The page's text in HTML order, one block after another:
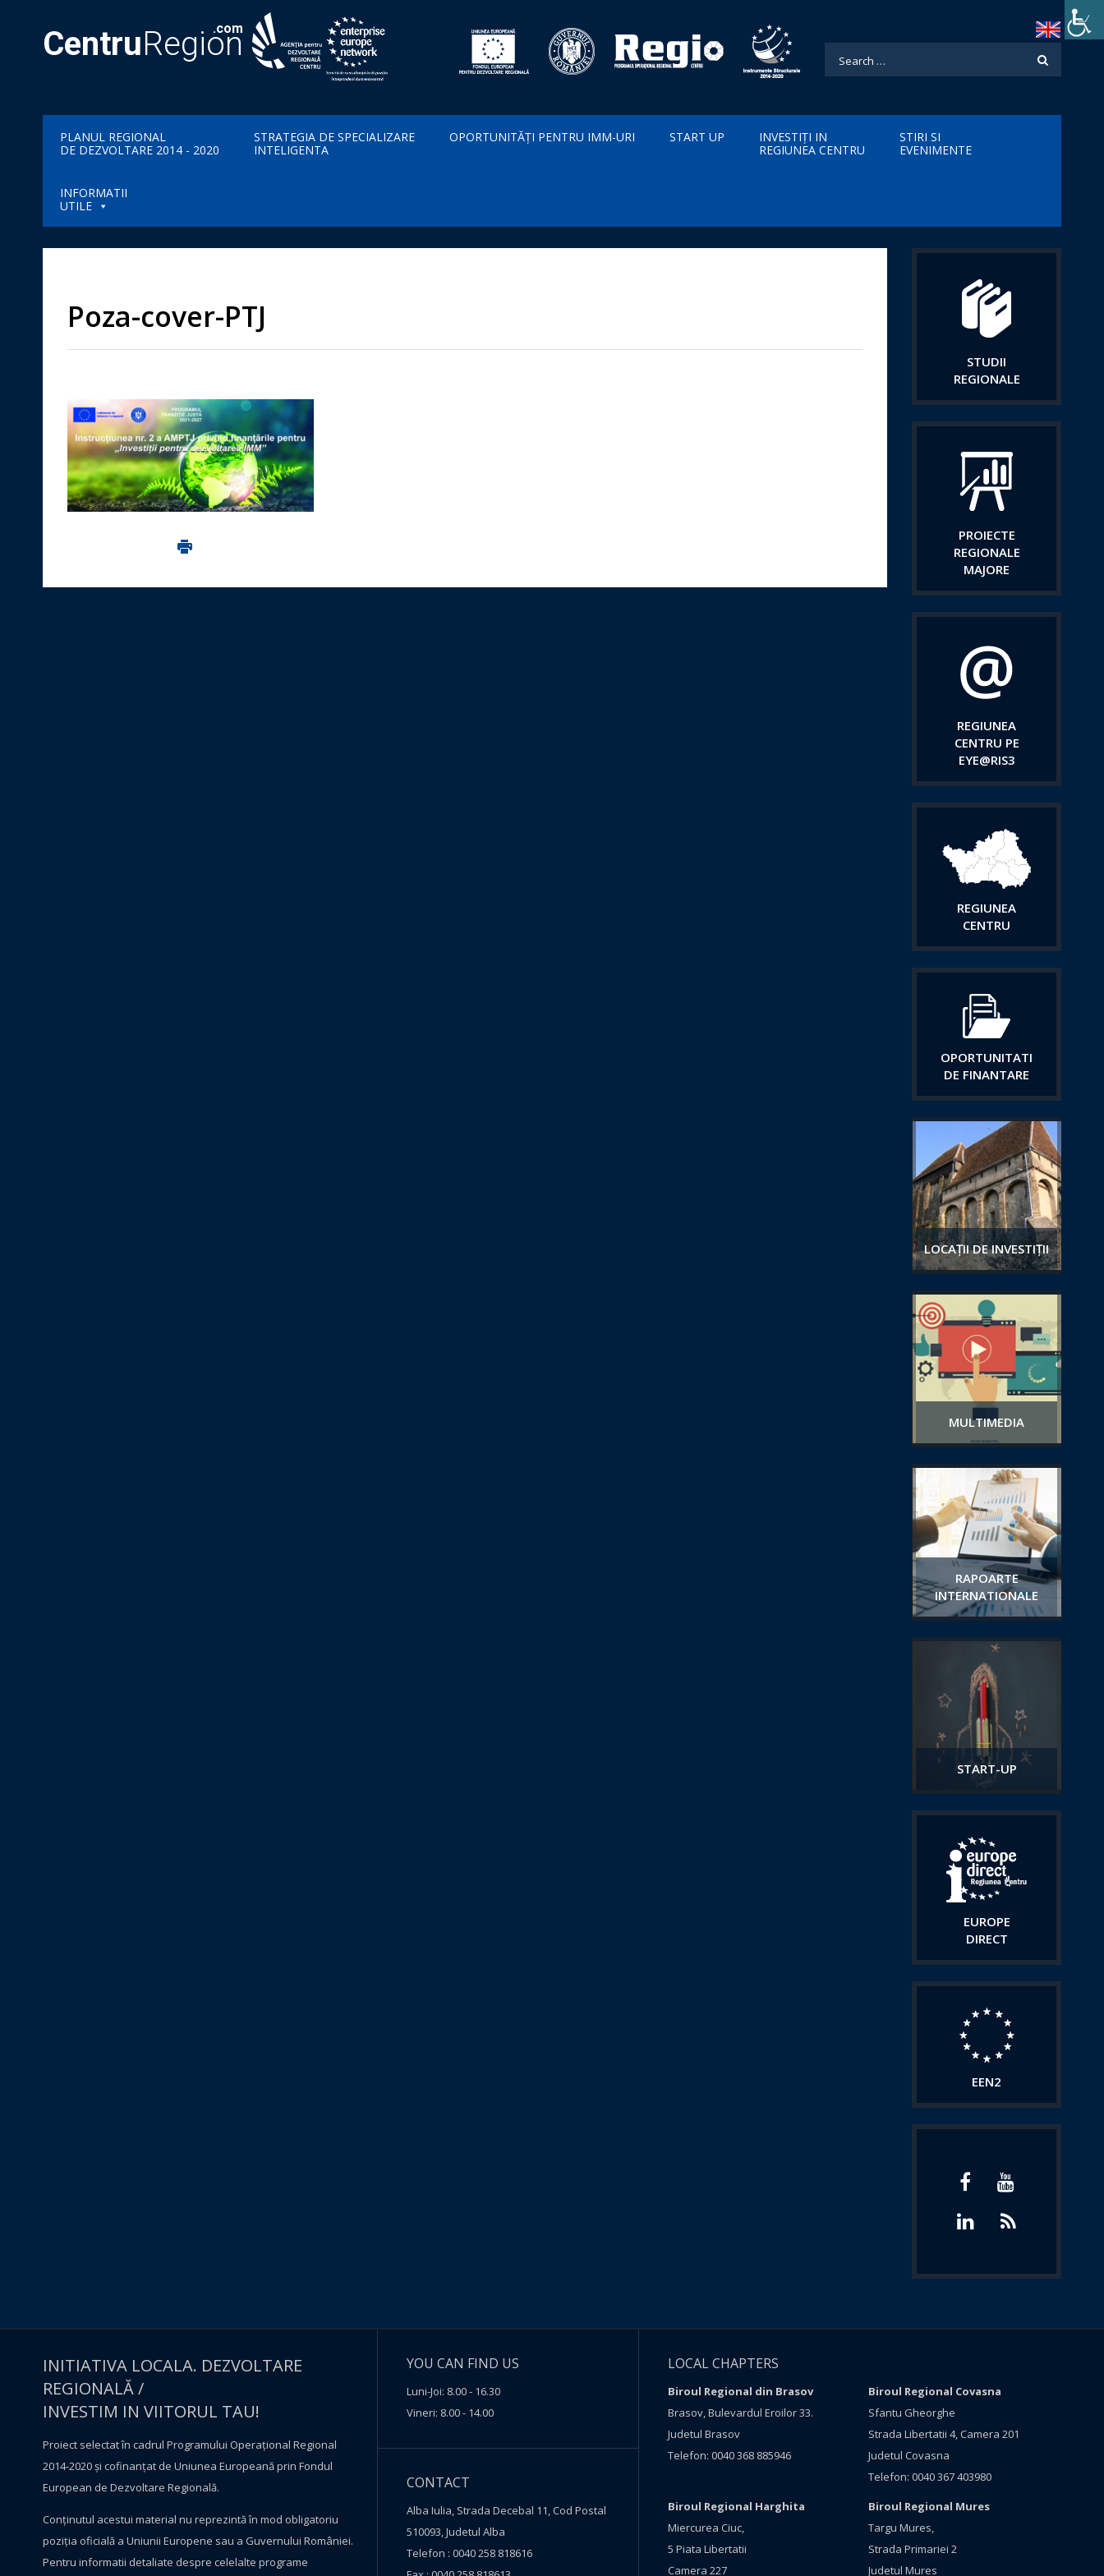
CentruRegion
.com
PLANUL REGIONAL
DE DEZVOLTARE 2014 - 2020
STRATEGIA DE SPECIALIZARE
INTELIGENTA
OPORTUNITĂȚI PENTRU IMM-URI START UP
INVESTIȚI IN
REGIUNEA CENTRU
STIRI SI
EVENIMENTE
INFORMATII
UTILE
Poza-cover-PTJ
Imprima aceasta pagina
STUDII
REGIONALE
PROIECTE
REGIONALE
MAJORE
REGIUNEA
CENTRU PE
EYE@RIS3
REGIUNEA
CENTRU
OPORTUNITATI
DE FINANTARE
LOCAȚII DE INVESTIȚII
MULTIMEDIA
RAPOARTE
INTERNATIONALE
START-UP
EUROPE
DIRECT
EEN2
INITIATIVA LOCALA. DEZVOLTARE
REGIONALĂ /
INVESTIM IN VIITORUL TAU!
Proiect selectat în cadrul Programului Operațional Regional
2014-2020 și cofinanțat de Uniunea Europeană prin Fondul
European de Dezvoltare Regională.
Conţinutul acestui material nu reprezintă în mod obligatoriu
poziţia oficială a Uniunii Europene sau a Guvernului României.
Pentru informatii detaliate despre celelalte programe
YOU CAN FIND US
Luni-Joi: 8.00 - 16.30
Vineri: 8.00 - 14.00
CONTACT
Alba Iulia, Strada Decebal 11, Cod Postal
510093, Judetul Alba
Telefon : 0040 258 818616
LOCAL CHAPTERS
Biroul Regional din Brasov
Brasov, Bulevardul Eroilor 33.
Judetul Brasov
Telefon: 0040 368 885946
Biroul Regional Covasna
Sfantu Gheorghe
Strada Libertatii 4, Camera 201
Judetul Covasna
Telefon: 0040 367 403980
Biroul Regional Harghita
Miercurea Ciuc,
5 Piata Libertatii
Camera 227
Biroul Regional Mures
Targu Mures,
Strada Primariei 2
Judetul Mures